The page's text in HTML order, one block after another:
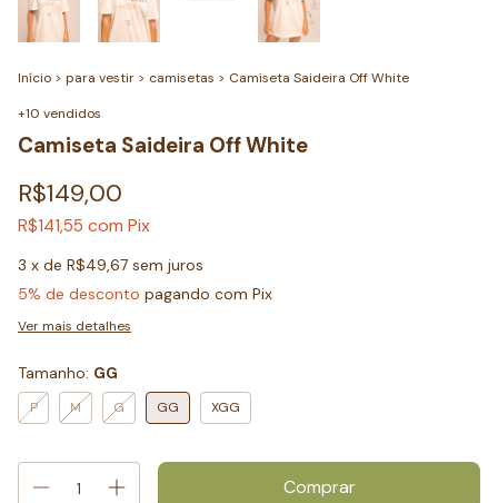
Início > para vestir > camisetas > Camiseta Saideira Off White
+10 vendidos
Camiseta Saideira Off White
R$149,00
R$141,55 com Pix
3 x de R$49,67 sem juros
5% de desconto pagando com Pix
Ver mais detalhes
Tamanho: GG
P M G GG XGG